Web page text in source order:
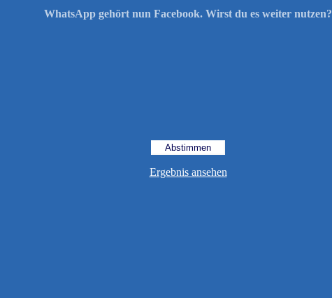
WhatsApp gehört nun Facebook. Wirst du es weiter nutzen?
Ergebnis ansehen